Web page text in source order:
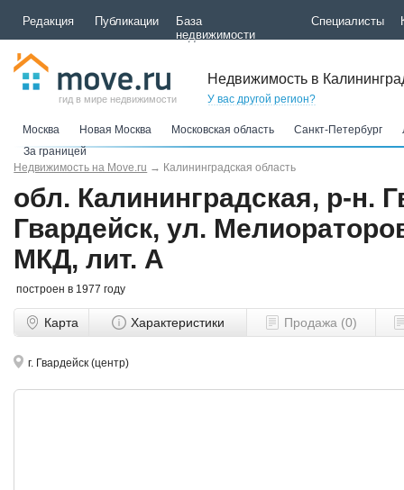
Редакция Публикации
База
недвижимости
Специалисты
гид в мире недвижимости
Недвижимость в
У вас другой регион?
Москва Новая Москва Московская область Санкт-Петербург
За границей
Недвижимость на Move.ru → Калининградская область
обл. Калининградская, р-н.
Гвардейск, ул.
МКД, лит. А
построен в 1977 году
Карта Характеристики Продажа (0)
г. Гвардейск (центр)